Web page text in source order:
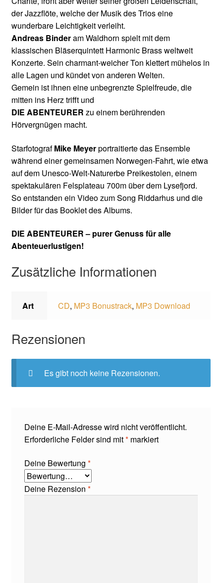
der Jazzflöte, welche der Musik des Trios eine
wunderbare Leichtigkeit verleiht.
Andreas Binderam Waldhorn spielt mit dem
klassischen Bläserquintett Harmonic Brass weltweit
Konzerte. Sein charmant-weicher Ton klettert mühelos in
alle Lagen und kündet von anderen Welten.
Gemein ist ihnen eine unbegrenzte Spielfreude, die
mitten ins Herz trifft und
DIE ABENTEURER zu einem berührenden
Hörvergnügen macht.
StarfotografMike Meyerportraitierte das Ensemble
während einer gemeinsamen Norwegen-Fahrt, wie etwa
auf dem Unesco-Welt-Naturerbe Preikestolen, einem
spektakulären Felsplateau 700m über dem Lysefjord.
So entstanden ein Video zum Song Riddarhus und die
Bilder für das Booklet des Albums.
DIE ABENTEURER – purer Genuss für alle
Abenteuerlustigen!
Zusätzliche Informationen
Art CD, MP3 Bonustrack, MP3 Download
Rezensionen
Es gibt noch keine Rezensionen.
Deine E-Mail-Adresse wird nicht veröffentlicht.
Erforderliche Felder sind mit*markiert
Deine Bewertung *
Deine Rezension *